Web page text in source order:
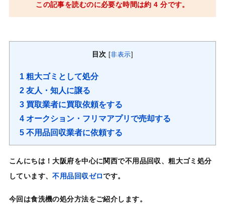
この記事を読むのに必要な時間は約 4 分です。
目次 [非表示
1粗大ゴミとして処分
2友人・知人に譲る
3買取業者に買取依頼をする
4オークション・フリマアプリで売却する
5不用品回収業者に依頼する
こんにちは！ 大阪府を中心に関西で不用品回収、粗大ゴミ処分
しています、不用品回収ゼロです。
今回は食洗機の処分方法をご紹介します。